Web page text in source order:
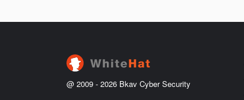
@ 2009 - 2026 Bkav Cyber Security